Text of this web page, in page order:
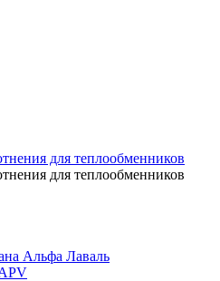
для теплообменников
для теплообменников
Альфа Лаваль